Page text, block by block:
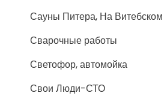
Сауны Питера, На Витебском
Сварочные работы
Светофор, автомойка
Свои Люди-СТО